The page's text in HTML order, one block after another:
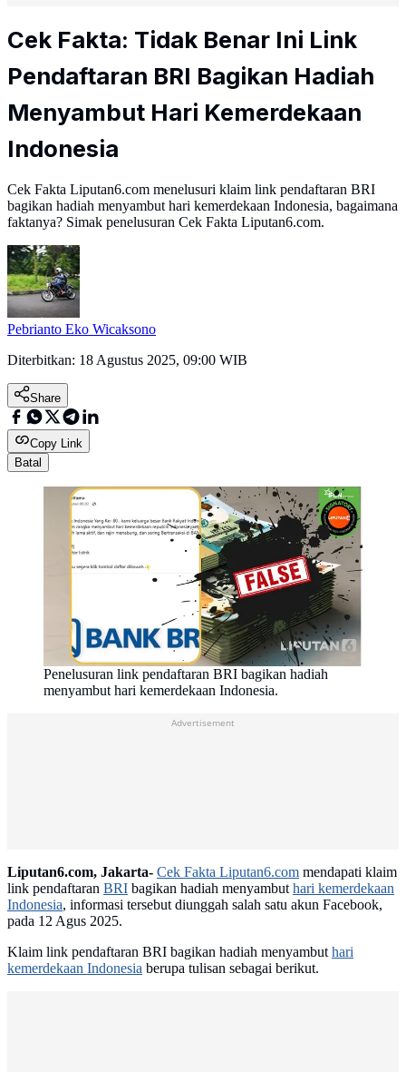
Cek Fakta: Tidak Benar Ini Link
Pendaftaran BRI Bagikan Hadiah
Menyambut Hari Kemerdekaan
Indonesia
Cek Fakta Liputan6.com menelusuri klaim link pendaftaran BRI
bagikan hadiah menyambut hari kemerdekaan Indonesia, bagaimana
faktanya? Simak penelusuran Cek Fakta Liputan6.com.
Pebrianto Eko Wicaksono
Diterbitkan: 18 Agustus 2025, 09:00 WIB
Share
Copy Link
Batal
Penelusuran link pendaftaran BRI bagikan hadiah
menyambut hari kemerdekaan Indonesia.
Advertisement
Liputan6.com, Jakarta- Cek Fakta Liputan6.com mendapati klaim
link pendaftaran BRI bagikan hadiah menyambuthari kemerdekaan
Indonesia, informasi tersebut diunggah salah satu akun Facebook,
pada 12 Agus 2025.
Klaim link pendaftaran BRI bagikan hadiah menyambuthari
kemerdekaan Indonesia berupa tulisan sebagai berikut.